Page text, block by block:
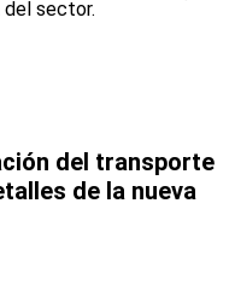
del transporte
de la nueva